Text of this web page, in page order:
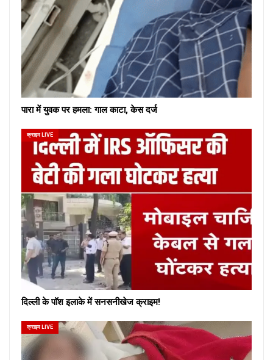
पारा में युवक पर हमला: गाल काटा, केस दर्ज
क्राइम LIVE
दिल्ली के पॉश इलाके में सनसनीखेज क्राइम!
क्राइम LIVE